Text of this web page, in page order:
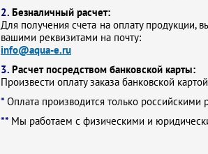
2. Безналичный расчет:
Для получения счета на оплату продукции,
вашими реквизитами на почту:
info@aqua-e.ru
3. Расчет посредством банковской карты:
Произвести оплату заказа банковской
* Оплата производится только российскими
** Мы работаем с физическими и